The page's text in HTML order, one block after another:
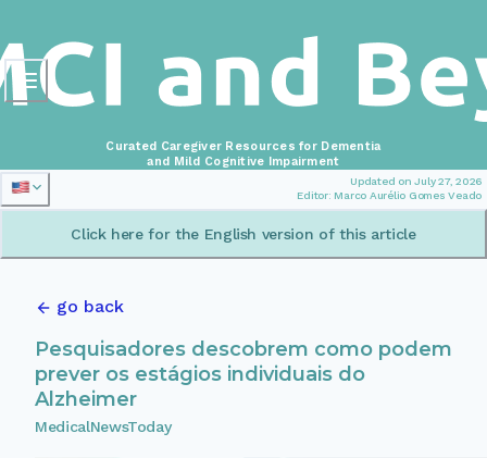
Updated on July 27, 2026
Editor: Marco Aurélio Gomes Veado
Curated Caregiver Resources for Dementia
and Mild Cognitive Impairment
Click here for the English version of this article
go back
Pesquisadores descobrem como podem
prever os estágios individuais do
Alzheimer
MedicalNewsToday